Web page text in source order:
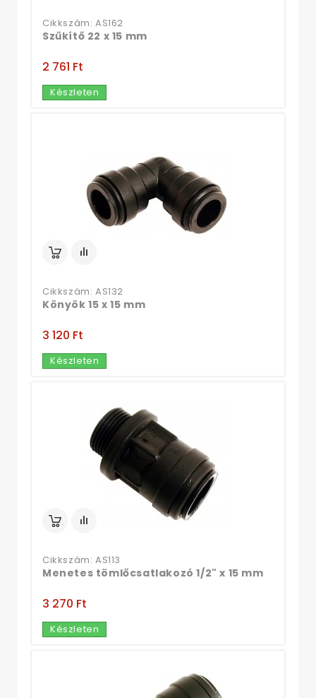
Cikkszám: AS162
Szűkítő 22 x 15 mm
2 761 Ft‎
Készleten
Cikkszám: AS132
Könyök 15 x 15 mm
3 120 Ft‎
Készleten
Cikkszám: AS113
Menetes tömlőcsatlakozó 1/2" x 15 mm
3 270 Ft‎
Készleten